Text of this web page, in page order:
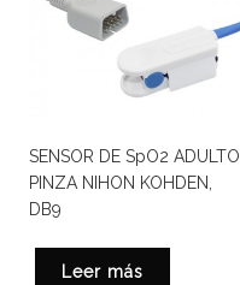
SENSOR DE SpO2 ADULTO
PINZA NIHON KOHDEN,
DB9
Leer más